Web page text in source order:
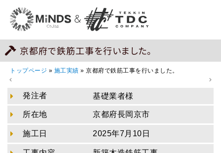
京都府で鉄筋工事を行いました。
トップページ » 施工実績 » 京都府で鉄筋工事を行いました。
発注者 基礎業者様
所在地 京都府長岡京市
施工日 2025年7月10日